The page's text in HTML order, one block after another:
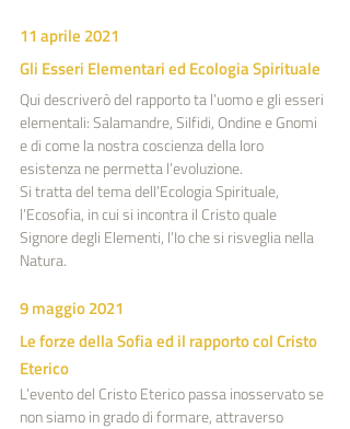
11 aprile 2021
Gli Esseri Elementari ed Ecologia Spirituale
Qui descriverò del rapporto ta l’uomo e gli esseri
elementali: Salamandre, Silfidi, Ondine e Gnomi
e di come la nostra coscienza della loro
esistenza ne permetta l’evoluzione.
Si tratta del tema dell’Ecologia Spirituale,
l’Ecosofia, in cui si incontra il Cristo quale
Signore degli Elementi, l’Io che si risveglia nella
Natura.
9 maggio 2021
Le forze della Sofia ed il rapporto col Cristo
Eterico
L’evento del Cristo Eterico passa inosservato se
non siamo in grado di formare, attraverso